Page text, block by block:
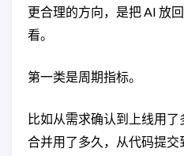
更合理的方向，是把 AI 放
看。
第一类是周期指标。
比如从需求确认到上线用
合并用了多久，从代码提